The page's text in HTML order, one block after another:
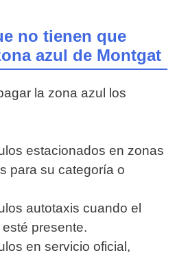
no tienen que
azul de Montgat
la zona azul los
estacionados en zonas
para su categoría o
autotaxis cuando el
presente.
en servicio oficial,